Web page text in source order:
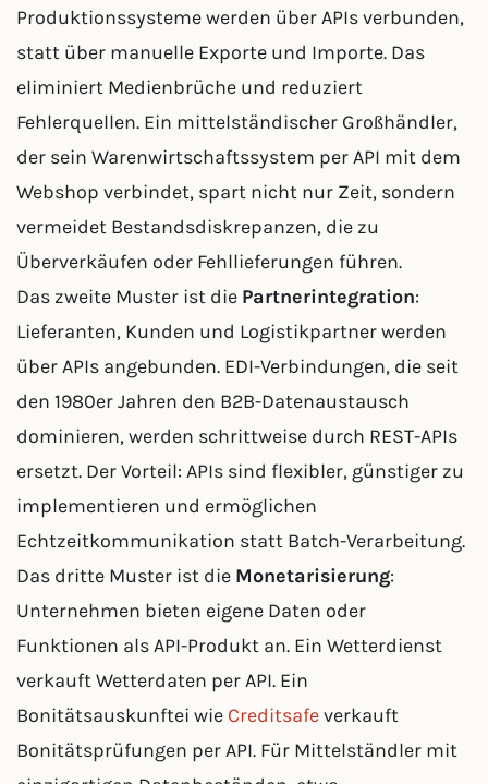
Produktionssysteme werden über APIs verbunden,
statt über manuelle Exporte und Importe. Das
eliminiert Medienbrüche und reduziert
Fehlerquellen. Ein mittelständischer Großhändler,
der sein Warenwirtschaftssystem per API mit dem
Webshop verbindet, spart nicht nur Zeit, sondern
vermeidet Bestandsdiskrepanzen, die zu
Überverkäufen oder Fehllieferungen führen.
Das zweite Muster ist die Partnerintegration:
Lieferanten, Kunden und Logistikpartner werden
über APIs angebunden. EDI-Verbindungen, die seit
den 1980er Jahren den B2B-Datenaustausch
dominieren, werden schrittweise durch REST-APIs
ersetzt. Der Vorteil: APIs sind flexibler, günstiger zu
implementieren und ermöglichen
Echtzeitkommunikation statt Batch-Verarbeitung.
Das dritte Muster ist die Monetarisierung:
Unternehmen bieten eigene Daten oder
Funktionen als API-Produkt an. Ein Wetterdienst
verkauft Wetterdaten per API. Ein
Bonitätsauskunftei wie Creditsafeverkauft
Bonitätsprüfungen per API. Für Mittelständler mit